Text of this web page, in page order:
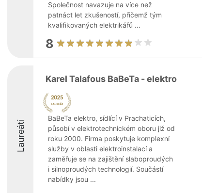
Společnost navazuje na více než
patnáct let zkušeností, přičemž tým
kvalifikovaných elektrikářů ...
8
Laureáti
Karel Talafous BaBeTa - elektro
BaBeTa elektro, sídlící v Prachaticích,
působí v elektrotechnickém oboru již od
roku 2000. Firma poskytuje komplexní
služby v oblasti elektroinstalací a
zaměřuje se na zajištění slaboproudých
i silnoproudých technologií. Součástí
nabídky jsou ...